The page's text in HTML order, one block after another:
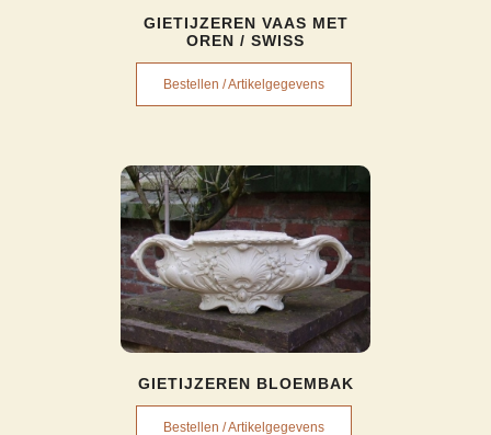
GIETIJZEREN VAAS MET
OREN / SWISS
Bestellen / Artikelgegevens
GIETIJZEREN BLOEMBAK
Bestellen / Artikelgegevens